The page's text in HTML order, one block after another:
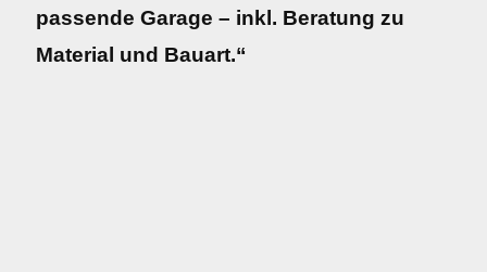
passende Garage – inkl. Beratung zu
Material und Bauart.“